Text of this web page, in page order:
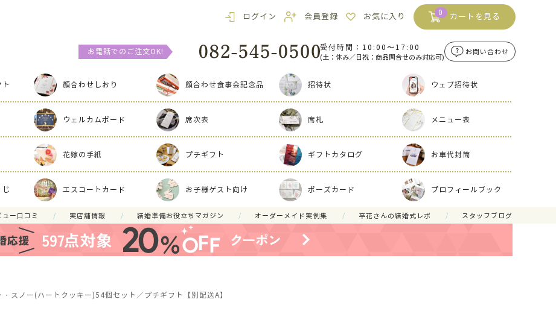
ログイン 会員登録 お気に入り 0 カートを見る
お電話でのご注文OK! 受付時間：10:00〜17:00
(土：休み／日祝：商品問合せのみ対応可)
お問い合わせ
顔合わせしおり 顔合わせ食事会記念品 招待状 ウェブ招待状
ウェルカムボード 席次表 席札 メニュー表
花嫁の手紙 プチギフト ギフトカタログ お車代封筒
じ エスコートカード お子様ゲスト向け ポーズカード プロフィールブック
ュー口コミ 実店舗情報 結婚準備お役立ちマガジン オーダーメイド実例集 卒花さんの結婚式レポ スタッフブログ
・スノー(ハートクッキー)54個セット／プチギフト【別配送A】